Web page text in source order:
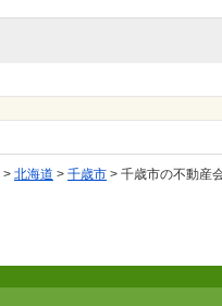
> 北海道 > 千歳市 > 千歳市の不動産